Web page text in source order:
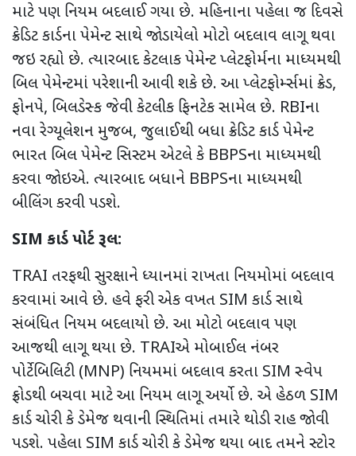
માટે પણ નિયમ બદલાઈ ગયા છે. મહિનાના પહેલા જ દિવસે
ક્રેડિટ કાર્ડના પેમેન્ટ સાથે જોડાયેલો મોટો બદલાવ લાગૂ થવા
જઇ રહ્યો છે. ત્યારબાદ કેટલાક પેમેન્ટ પ્લેટફોર્મના માધ્યમથી
બિલ પેમેન્ટમાં પરેશાની આવી શકે છે. આ પ્લેટફોર્મ્સમાં ક્રેડ,
ફોનપે, બિલડેસ્ક જેવી કેટલીક ફિનટેક સામેલ છે. RBIના
નવા રેગ્યૂલેશન મુજબ, જુલાઈથી બધા ક્રેડિટ કાર્ડ પેમેન્ટ
ભારત બિલ પેમેન્ટ સિસ્ટમ એટલે કે BBPSના માધ્યમથી
કરવા જોઇએ. ત્યારબાદ બધાને BBPSના માધ્યમથી
બીલિંગ કરવી પડશે.
SIM કાર્ડ પોર્ટ રૂલ:
TRAI તરફથી સુરક્ષાને ધ્યાનમાં રાખતા નિયમોમાં બદલાવ
કરવામાં આવે છે. હવે ફરી એક વખત SIM કાર્ડ સાથે
સંબંધિત નિયમ બદલાયો છે. આ મોટો બદલાવ પણ
આજથી લાગૂ થયા છે. TRAIએ મોબાઈલ નંબર
પોર્ટેબિલિટી (MNP) નિયમમાં બદલાવ કરતા SIM સ્વેપ
ફ્રોડથી બચવા માટે આ નિયમ લાગૂ અર્યો છે. એ હેઠળ SIM
કાર્ડ ચોરી કે ડેમેજ થવાની સ્થિતિમાં તમારે થોડી રાહ જોવી
પડશે. પહેલા SIM કાર્ડ ચોરી કે ડેમેજ થયા બાદ તમને સ્ટોર